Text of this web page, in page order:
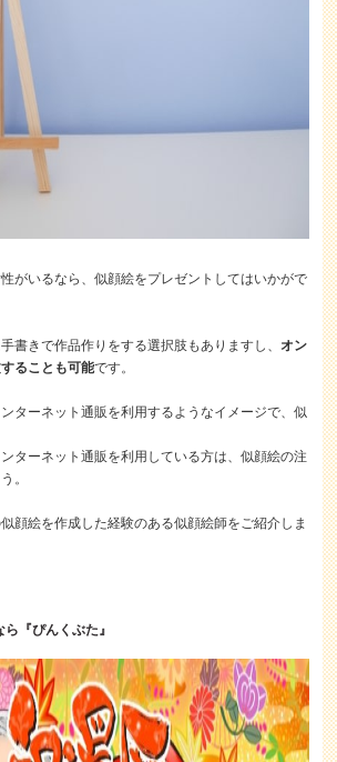
がいるなら、似顔絵をプレゼントしてはいかがで
書きで作品作りをする選択肢もありますし、オン
ることも可能です。
ターネット通販を利用するようなイメージで、似
ターネット通販を利用している方は、似顔絵の注
。
顔絵を作成した経験のある似顔絵師をご紹介しま
『ぴんくぶた』